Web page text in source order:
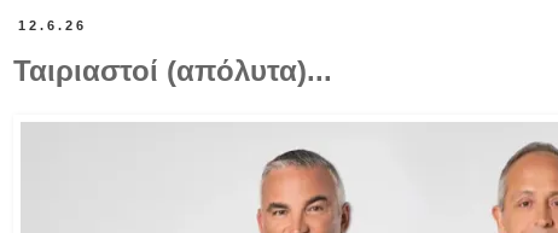
12.6.26
Ταιριαστοί (απόλυτα)...